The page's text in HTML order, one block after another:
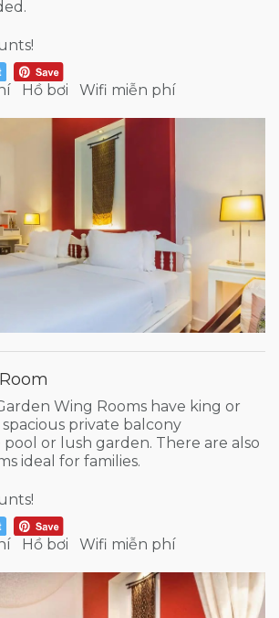
Hồ bơi Wifi miễn phí
Wing Rooms have king or
private balcony
or lush garden. There are also
ideal for families.
Hồ bơi Wifi miễn phí